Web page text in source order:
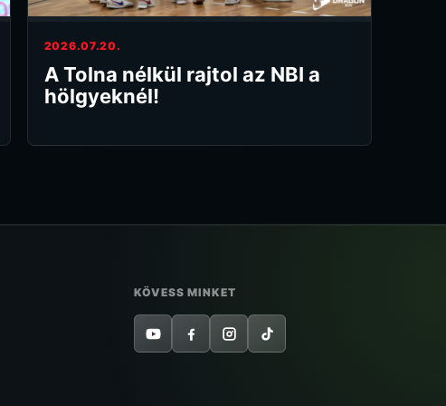
2026.07.20.
A Tolna nélkül rajtol az NBI a
hölgyeknél!
KÖVESS MINKET